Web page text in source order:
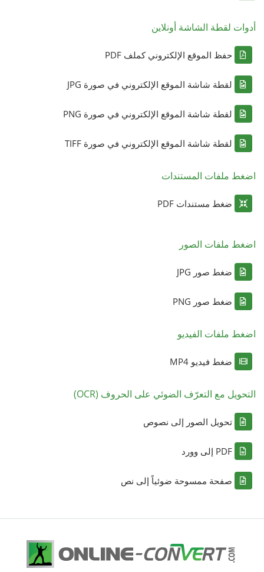
أدوات لقطة الشاشة أونلاين
حفظ الموقع الإلكتروني كملف PDF
لقطة شاشة الموقع الإلكتروني في صورة JPG
لقطة شاشة الموقع الإلكتروني في صورة PNG
لقطة شاشة الموقع الإلكتروني في صورة TIFF
اضغط ملفات المستندات
ضغط مستندات PDF
اضغط ملفات الصور
ضغط صور JPG
ضغط صور PNG
اضغط ملفات الفيديو
ضغط فيديو MP4
التحويل مع التعرّف الضوئي على الحروف (OCR)
تحويل الصور إلى نصوص
PDF إلى وورد
صفحة ممسوحة ضوئياً إلى نص